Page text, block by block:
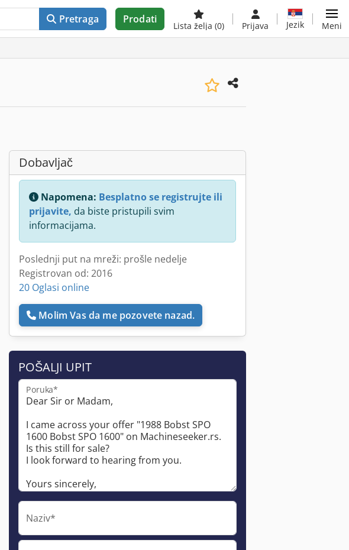
Pretraga Prodati
Lista želja (0) Prijava Jezik Meni
Dobavljač
Napomena: Besplatno se registrujte ili
prijavite, da biste pristupili svim
informacijama.
Poslednji put na mreži: prošle nedelje
Registrovan od: 2016
20 Oglasi online
Molim Vas da me pozovete nazad.
POŠALJI UPIT
Poruka*
Naziv*